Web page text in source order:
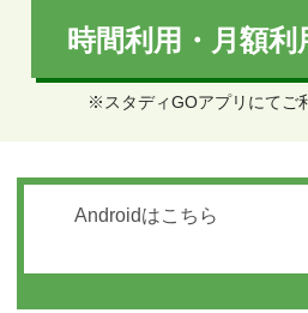
時間利用・月額利
※スタディGOアプリにてご
Androidはこちら